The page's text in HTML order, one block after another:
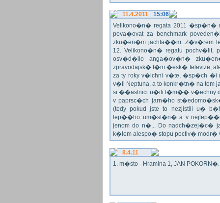
11.4.2011
15:06
Velikono�n� regata 2011 �sp�n�
pova�ovat za benchmark
zku�en�m jachta��m. Z�v�rem
12. Velikono�n� regatu
osv�d�ilo anga�ov�n�
zpravodajsk� t�m �esk� televize,
za ty roky v�ichni v�te, �sp�ch
v�li Neptuna, a to konkr�tn� na tom
si ��astnici u�ili t�m�� v�echny
v paprsc�ch jarn�ho
(tedy pokud jste to nezjistili u�
lep��ho um�st�n� a v
jenom do n�... Do nadch�zej�c�
k�lem alespo� stopu poctiv�
8.4.11
1. m�sto - Hramina 1, JAN